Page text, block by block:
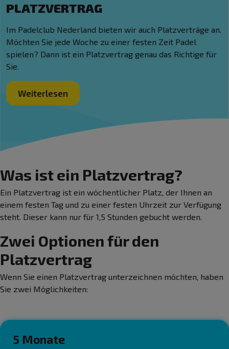
PLATZVERTRAG
Im Padelclub Nederland bieten wir auch Platzverträge an.
Möchten Sie jede Woche zu einer festen Zeit Padel
spielen? Dann ist ein Platzvertrag genau das Richtige für
Sie.
Weiterlesen
Was ist ein Platzvertrag?
Ein Platzvertrag ist ein wöchentlicher Platz, der Ihnen an
einem festen Tag und zu einer festen Uhrzeit zur Verfügung
steht. Dieser kann nur für 1,5 Stunden gebucht werden.
Zwei Optionen für den
Platzvertrag
Wenn Sie einen Platzvertrag unterzeichnen möchten, haben
Sie zwei Möglichkeiten:
5 Monate